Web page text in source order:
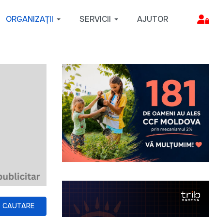
ORGANIZAȚII SERVICII AJUTOR
CAUTARE